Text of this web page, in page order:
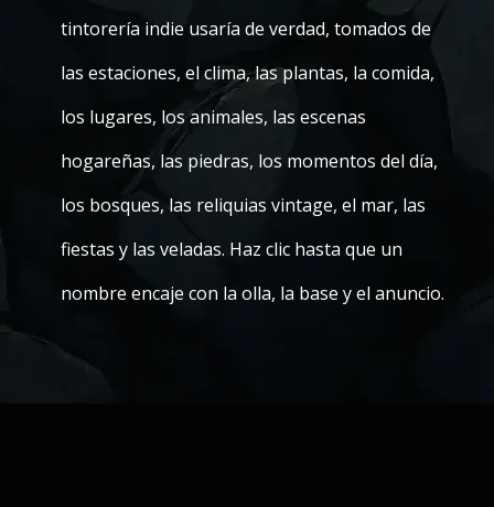
tintorería indie usaría de verdad, tomados de
las estaciones, el clima, las plantas, la comida,
los lugares, los animales, las escenas
hogareñas, las piedras, los momentos del día,
los bosques, las reliquias vintage, el mar, las
fiestas y las veladas. Haz clic hasta que un
nombre encaje con la olla, la base y el anuncio.